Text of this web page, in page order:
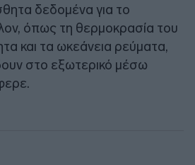
δεδομένα για το
όπως τη θερμοκρασία του
και τα ωκεάνεια ρεύματα,
στο εξωτερικό μέσω